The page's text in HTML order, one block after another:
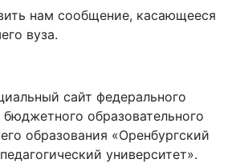
нам сообщение, касающееся
вуза.
сайт федерального
бюджетного образовательного
образования «Оренбургский
университет».